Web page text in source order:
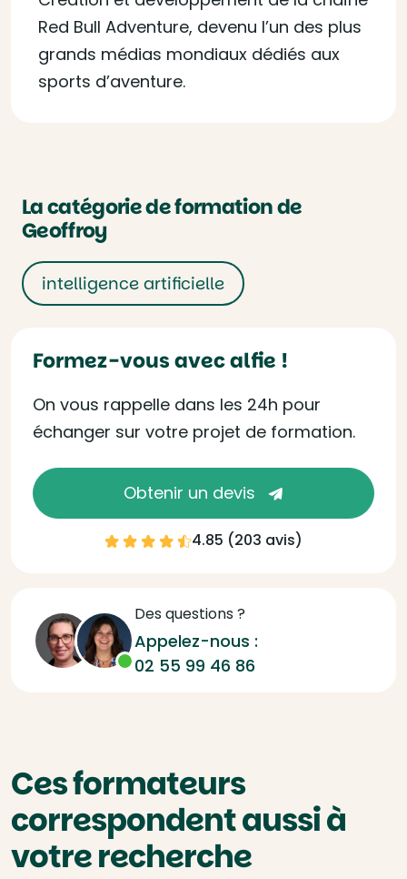
Red Bull Adventure, devenu l’un des plus
grands médias mondiaux dédiés aux
sports d’aventure.
La catégorie de formation de
Geoffroy
intelligence artificielle
Formez-vous avec alfie !
On vous rappelle dans les 24h pour
échanger sur votre projet de formation.
Obtenir un devis
4.85 (203 avis)
Des questions ?
Appelez-nous :
02 55 99 46 86
Ces formateurs
correspondent aussi à
votre recherche